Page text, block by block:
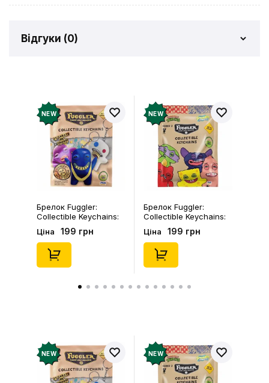
Відгуки (0)
Додайте відгук і отримайте 50 грн на свій
рахунок
Залишити відгук
NEW
Брелок Fuggler:
Collectible Keychains:
Gold Edition: Series 3
(Blind Box: 1 з 24),
(11550)
Ціна 199 грн
NEW
Брелок Fuggler:
Collectible Keychains:
Series 2 (Blind Box: 1 з
46), (15475)
Ціна 199 грн
NEW NEW